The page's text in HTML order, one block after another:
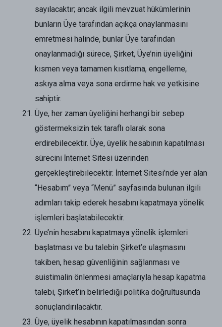
sayılacaktır; ancak ilgili mevzuat hükümlerinin
bunların Üye tarafından açıkça onaylanmasını
emretmesi halinde, bunlar Üye tarafından
onaylanmadığı sürece, Şirket, Üye’nin üyeliğini
kısmen veya tamamen kısıtlama, engelleme,
askıya alma veya sona erdirme hak ve yetkisine
sahiptir.
Üye, her zaman üyeliğini herhangi bir sebep
göstermeksizin tek taraflı olarak sona
erdirebilecektir. Üye, üyelik hesabının kapatılması
sürecini İnternet Sitesi üzerinden
gerçekleştirebilecektir. İnternet Sitesi’nde yer alan
“Hesabım” veya “Menü” sayfasında bulunan ilgili
adımları takip ederek hesabını kapatmaya yönelik
işlemleri başlatabilecektir.
Üye’nin hesabını kapatmaya yönelik işlemleri
başlatması ve bu talebin Şirket’e ulaşmasını
takiben, hesap güvenliğinin sağlanması ve
suistimalin önlenmesi amaçlarıyla hesap kapatma
talebi, Şirket’in belirlediği politika doğrultusunda
sonuçlandırılacaktır.
Üye, üyelik hesabının kapatılmasından sonra